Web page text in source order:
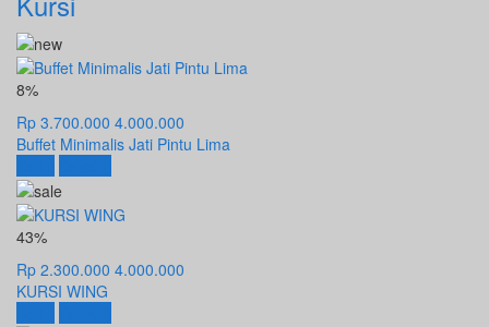
8%
Rp 3.700.000 4.000.000
Buffet Minimalis Jati Pintu Lima
43%
Rp 2.300.000 4.000.000
KURSI WING